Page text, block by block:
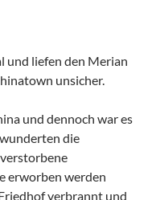
und liefen den Merian
unsicher.
und dennoch war es
die
erworben werden
verbrannt und